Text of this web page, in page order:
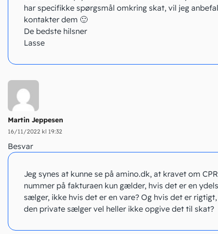
har specifikke spørgsmål omkring skat, vil jeg
kontakter dem 🙂
De bedste hilsner
Lasse
Martin Jeppesen
16/11/2022 kl 19:32
Besvar
Jeg synes at kunne se på amino.dk, at kravet om CPR
nummer på fakturaen kun gælder, hvis det er en
sælger, ikke hvis det er en vare? Og hvis det er
den private sælger vel heller ikke opgive det til skat?